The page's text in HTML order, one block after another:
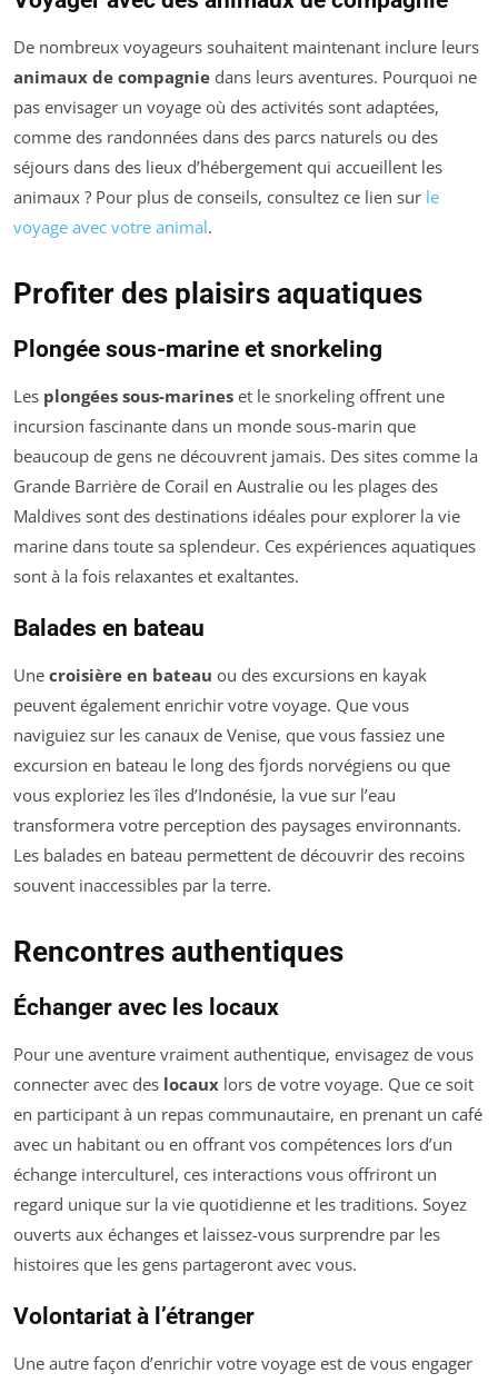
De nombreux voyageurs souhaitent maintenant inclure leurs
animaux de compagnie dans leurs aventures. Pourquoi ne
pas envisager un voyage où des activités sont adaptées,
comme des randonnées dans des parcs naturels ou des
séjours dans des lieux d’hébergement qui accueillent les
animaux ? Pour plus de conseils, consultez ce lien sur le
voyage avec votre animal.
Profiter des plaisirs aquatiques
Plongée sous-marine et snorkeling
Les plongées sous-marines et le snorkeling offrent une
incursion fascinante dans un monde sous-marin que
beaucoup de gens ne découvrent jamais. Des sites comme la
Grande Barrière de Corail en Australie ou les plages des
Maldives sont des destinations idéales pour explorer la vie
marine dans toute sa splendeur. Ces expériences aquatiques
sont à la fois relaxantes et exaltantes.
Balades en bateau
Une croisière en bateau ou des excursions en kayak
peuvent également enrichir votre voyage. Que vous
naviguiez sur les canaux de Venise, que vous fassiez une
excursion en bateau le long des fjords norvégiens ou que
vous exploriez les îles d’Indonésie, la vue sur l’eau
transformera votre perception des paysages environnants.
Les balades en bateau permettent de découvrir des recoins
souvent inaccessibles par la terre.
Rencontres authentiques
Échanger avec les locaux
Pour une aventure vraiment authentique, envisagez de vous
connecter avec des locaux lors de votre voyage. Que ce soit
en participant à un repas communautaire, en prenant un café
avec un habitant ou en offrant vos compétences lors d’un
échange interculturel, ces interactions vous offriront un
regard unique sur la vie quotidienne et les traditions. Soyez
ouverts aux échanges et laissez-vous surprendre par les
histoires que les gens partageront avec vous.
Volontariat à l’étranger
Une autre façon d’enrichir votre voyage est de vous engager